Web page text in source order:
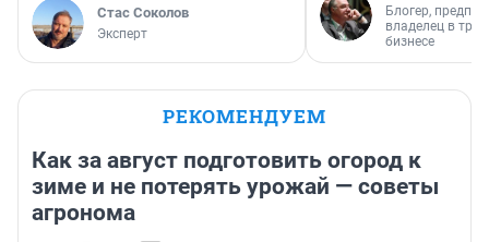
Стас Соколов
Эксперт
Блогер,
владелец в
бизнесе
РЕКОМЕНДУЕМ
Как за август подготовить огород к
зиме и не потерять урожай — советы
агронома